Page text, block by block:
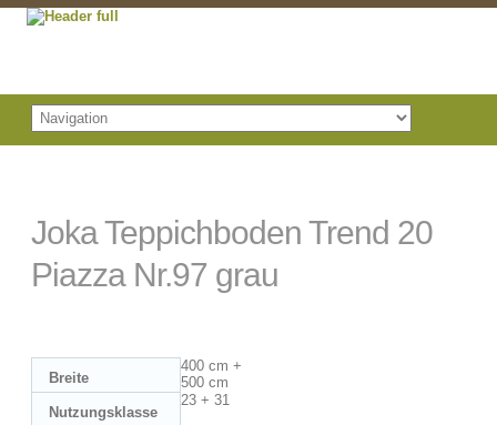
Joka Teppichboden Trend 20
Piazza Nr.97 grau
Breite
400 cm +
500 cm
Nutzungsklasse
23 + 31